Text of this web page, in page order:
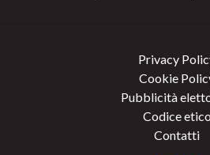
Privacy
Cookie
Pubblicità
Codice etico
Contatti